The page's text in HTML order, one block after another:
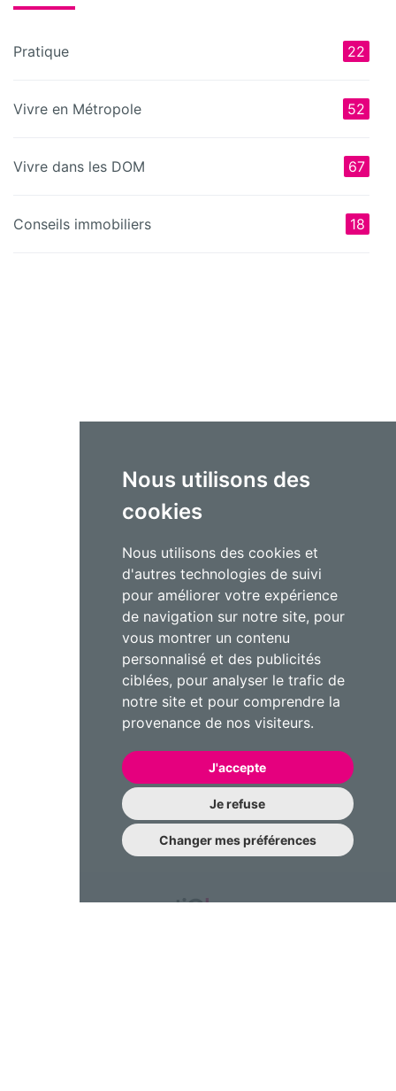
Nous utilisons des
cookies
Nous utilisons des cookies et
d'autres technologies de suivi
pour améliorer votre expérience
de navigation sur notre site, pour
vous montrer un contenu
personnalisé et des publicités
ciblées, pour analyser le trafic de
notre site et pour comprendre la
provenance de nos visiteurs.
J'accepte
Je refuse
Changer mes préférences
Pratique 22
Vivre en Métropole 52
Vivre dans les DOM 67
Conseils immobiliers 18